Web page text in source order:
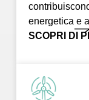
energetica e
SCOPRI DI